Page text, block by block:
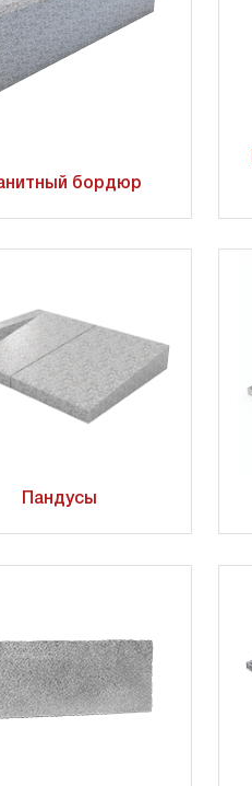
бордюр
Пандусы